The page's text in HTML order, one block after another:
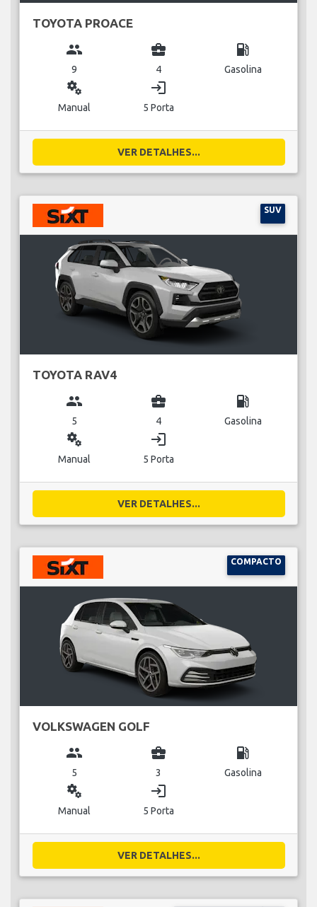
TOYOTA PROACE
group
9
business_center
4
local_gas_station
Gasolina
miscellaneous_services
Manual
login
5 Porta
VER DETALHES...
SUV
TOYOTA RAV4
group
5
business_center
4
local_gas_station
Gasolina
miscellaneous_services
Manual
login
5 Porta
VER DETALHES...
COMPACTO
VOLKSWAGEN GOLF
group
5
business_center
3
local_gas_station
Gasolina
miscellaneous_services
Manual
login
5 Porta
VER DETALHES...